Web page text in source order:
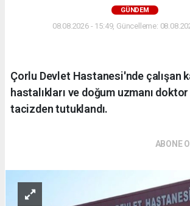
GÜNDEM
08.08.2026 - 15:49, Güncelleme:
Çorlu Devlet Hastanesi'nde çalışan
hastalıkları ve doğum uzmanı
tacizden tutuklandı.
ABONE